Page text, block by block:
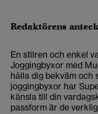
Redaktörens
En stilren och enkel
Joggingbyxor med
hålla dig bekväm och
joggingbyxor har
känsla till din
passform är de